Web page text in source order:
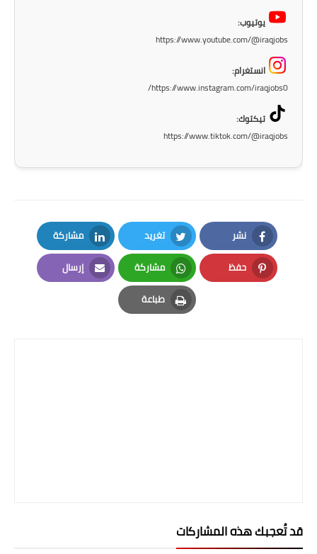
يوتيوب:
https://www.youtube.com/@iraqjobs
انستغرام:
https://www.instagram.com/iraqjobs0/
تيكتوك:
https://www.tiktok.com/@iraqjobs
نشر
Facebook
تغريد
Twitter
مشاركة
LinkedIn
حفظ
Pinterest
مشاركة
Whatsapp
إرسال
Email
طباعة
Print
قد تُعجبك هذه المشاركات